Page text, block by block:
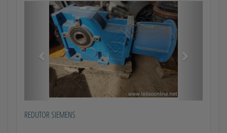
Anterior
REDUTOR SIEMENS